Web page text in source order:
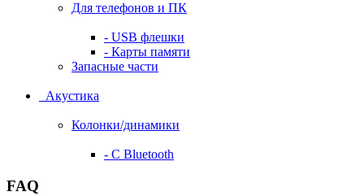
Для телефонов и ПК
- USB флешки
- Карты памяти
Запасные части
Акустика
Колонки/динамики
- С Bluetooth
FAQ